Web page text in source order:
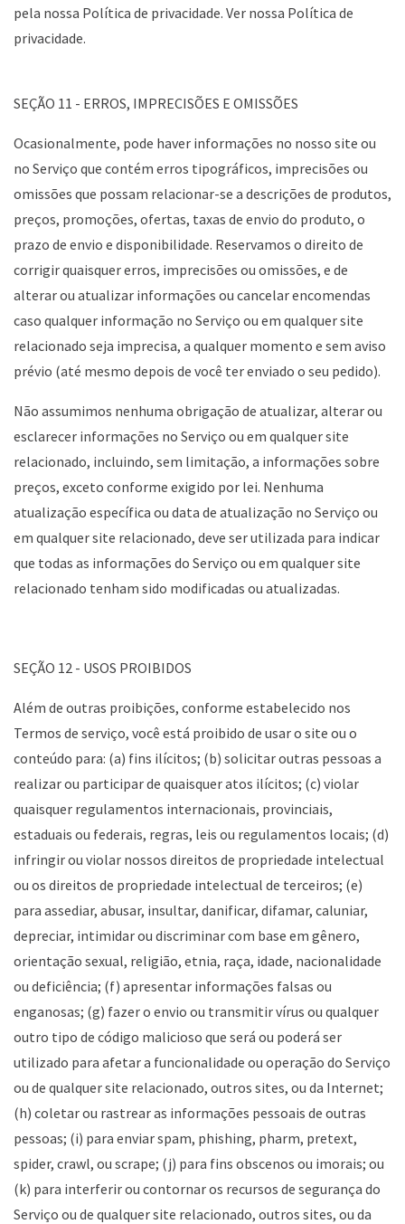
pela nossa Política de privacidade. Ver nossa Política de
privacidade.
SEÇÃO 11 - ERROS, IMPRECISÕES E OMISSÕES
Ocasionalmente, pode haver informações no nosso site ou
no Serviço que contém erros tipográficos, imprecisões ou
omissões que possam relacionar-se a descrições de produtos,
preços, promoções, ofertas, taxas de envio do produto, o
prazo de envio e disponibilidade. Reservamos o direito de
corrigir quaisquer erros, imprecisões ou omissões, e de
alterar ou atualizar informações ou cancelar encomendas
caso qualquer informação no Serviço ou em qualquer site
relacionado seja imprecisa, a qualquer momento e sem aviso
prévio (até mesmo depois de você ter enviado o seu pedido).
Não assumimos nenhuma obrigação de atualizar, alterar ou
esclarecer informações no Serviço ou em qualquer site
relacionado, incluindo, sem limitação, a informações sobre
preços, exceto conforme exigido por lei. Nenhuma
atualização específica ou data de atualização no Serviço ou
em qualquer site relacionado, deve ser utilizada para indicar
que todas as informações do Serviço ou em qualquer site
relacionado tenham sido modificadas ou atualizadas.
SEÇÃO 12 - USOS PROIBIDOS
Além de outras proibições, conforme estabelecido nos
Termos de serviço, você está proibido de usar o site ou o
conteúdo para: (a) fins ilícitos; (b) solicitar outras pessoas a
realizar ou participar de quaisquer atos ilícitos; (c) violar
quaisquer regulamentos internacionais, provinciais,
estaduais ou federais, regras, leis ou regulamentos locais; (d)
infringir ou violar nossos direitos de propriedade intelectual
ou os direitos de propriedade intelectual de terceiros; (e)
para assediar, abusar, insultar, danificar, difamar, caluniar,
depreciar, intimidar ou discriminar com base em gênero,
orientação sexual, religião, etnia, raça, idade, nacionalidade
ou deficiência; (f) apresentar informações falsas ou
enganosas; (g) fazer o envio ou transmitir vírus ou qualquer
outro tipo de código malicioso que será ou poderá ser
utilizado para afetar a funcionalidade ou operação do Serviço
ou de qualquer site relacionado, outros sites, ou da Internet;
(h) coletar ou rastrear as informações pessoais de outras
pessoas; (i) para enviar spam, phishing, pharm, pretext,
spider, crawl, ou scrape; (j) para fins obscenos ou imorais; ou
(k) para interferir ou contornar os recursos de segurança do
Serviço ou de qualquer site relacionado, outros sites, ou da